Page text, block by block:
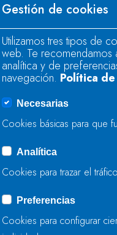
Gestión de cookies
Utilizamos tres tipos de
web. Te recomendamos
analítica y de
navegación. Política
Necesarias
Cookies básicas para que
Analítica
Cookies para trazar el
Preferencias
Cookies para configurar